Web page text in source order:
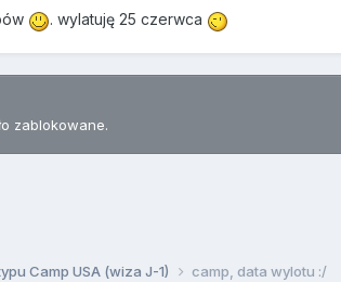
. wylatuję 25 czerwca
zablokowane.
Camp USA (wiza J-1) camp, data wylotu :/